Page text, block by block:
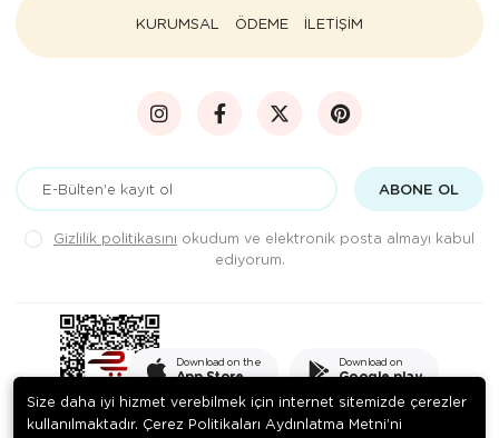
KURUMSAL ÖDEME İLETİŞİM
ABONE OL
Gizlilik politikasını okudum ve elektronik posta almayı kabul
ediyorum.
Download on the
App Store
Download on
Google play
Size daha iyi hizmet verebilmek için internet sitemizde çerezler
kullanılmaktadır. Çerez Politikaları Aydınlatma Metni’ni